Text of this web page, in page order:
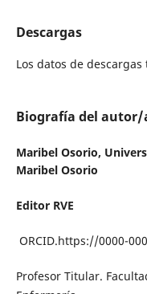
Descargas
Los datos de
Biografía del autor/
Maribel Osorio,
Maribel Osorio
Editor RVE
ORCID.https://0000-
Profesor Titular.